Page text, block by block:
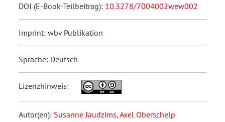
DOI (E-Book-Teilbeitrag): 10.3278/7004002wew002
Imprint: wbv Publikation
Sprache: Deutsch
Lizenzhinweis:
Autor(en): Susanne Jaudzims,Axel Oberschelp